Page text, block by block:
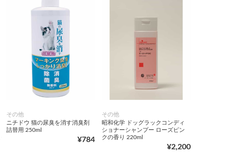
その他
ニチドウ 猫の尿臭を消す消臭剤
詰替用 250ml
¥784
その他
昭和化学 ドッグラックコンディ
ショナーシャンプー ローズピン
クの香り 220ml
¥2,200